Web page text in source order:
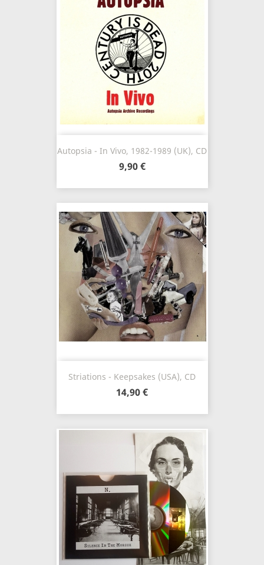
Autopsia - In Vivo, 1982-1989 (UK), CD
9,90 €
Striations - Keepsakes (USA), CD
14,90 €